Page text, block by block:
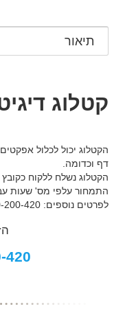
תיאור
קטלוג
הקטלוג יכול לכלול
דף וכדומה.
הקטלוג נשלח ללקוח כקובץ pdf או adobe flash.
התמחור עלפי מס' שעות
לפרטים נוספים: 1-800-200-420
420